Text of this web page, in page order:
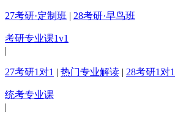
27考研·定制班 | 28考研·早鸟班
考研专业课1v1
|
27考研1对1 | 热门专业解读 | 28考研1对1
统考专业课
|